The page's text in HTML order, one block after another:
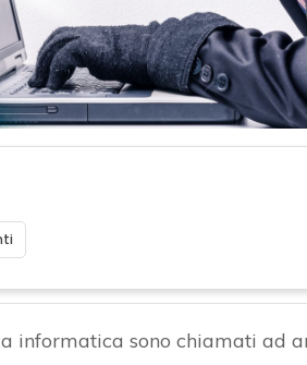
informatica sono chiamati ad
hacker e Malware: le ultime news in